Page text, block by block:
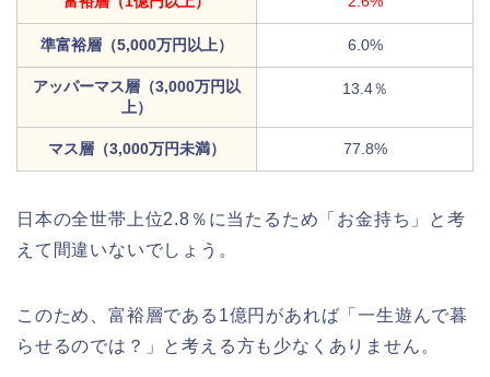
準富裕層（5,000万円以上） 6.0%
アッパーマス層（3,000万円以
上）
13.4％
マス層（3,000万円未満） 77.8%
日本の全世帯上位2.8％に当たるため「お金持ち」と考
えて間違いないでしょう。
このため、富裕層である1億円があれば「一生遊んで暮
らせるのでは？」と考える方も少なくありません。